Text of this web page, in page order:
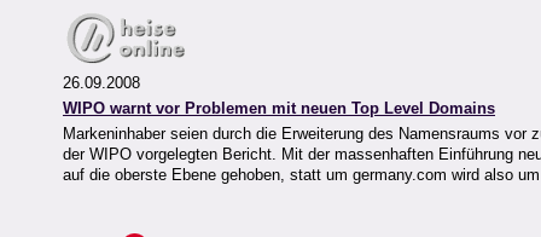
26.09.2008
WIPO warnt vor Problemen mit neuen Top Level Domains
Markeninhaber seien durch die Erweiterung des Namensraums
der WIPO vorgelegten Bericht. Mit der massenhaften Einführung
auf die oberste Ebene gehoben, statt um germany.com wird also